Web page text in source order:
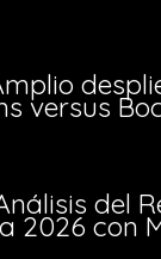
versus
del
2026 con